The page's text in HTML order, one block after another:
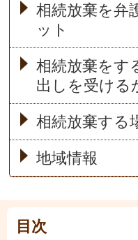
相続放棄を弁
ット
相続放棄をす
出しを受ける
相続放棄する
地域情報
目次